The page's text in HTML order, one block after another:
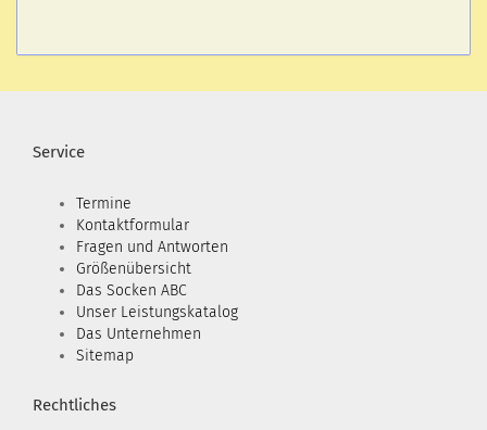
Service
Termine
Kontaktformular
Fragen und Antworten
Größenübersicht
Das Socken ABC
Unser Leistungskatalog
Das Unternehmen
Sitemap
Rechtliches